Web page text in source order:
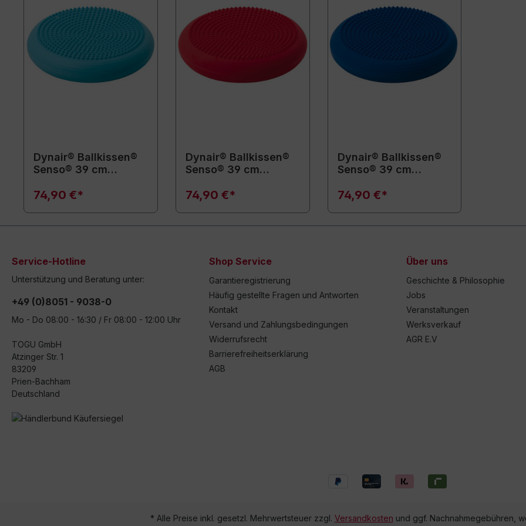
Dynair® Ballkissen®
Senso® 39 cm
74,90 €*
Dynair® Ballkissen®
Senso® 39 cm
74,90 €*
Dynair® Ballkissen®
Senso® 39 cm
74,90 €*
Service-Hotline
Unterstützung und Beratung unter:
+49 (0)8051 - 9038-0
Mo - Do 08:00 - 16:30 / Fr 08:00 - 12:00 Uhr
TOGU GmbH
Atzinger Str. 1
83209
Prien-Bachham
Deutschland
Shop Service
Garantieregistrierung
Häufig gestellte Fragen und Antworten
Kontakt
Versand und Zahlungsbedingungen
Widerrufsrecht
Barrierefreiheitserklärung
AGB
Über uns
Geschichte & Philosophie
Jobs
Veranstaltungen
Werksverkauf
AGR E.V
* Alle Preise inkl. gesetzl. Mehrwertsteuer zzgl. Versandkosten und ggf. Nachnahmegebühren,